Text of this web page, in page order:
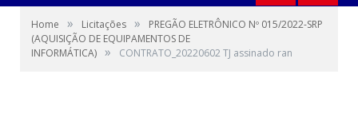
Home » Licitações »
PREGÃO ELETRÔNICO Nº 015/2022-SRP
(AQUISIÇÃO DE EQUIPAMENTOS DE
INFORMÁTICA) » CONTRATO_20220602 TJ assinado ran